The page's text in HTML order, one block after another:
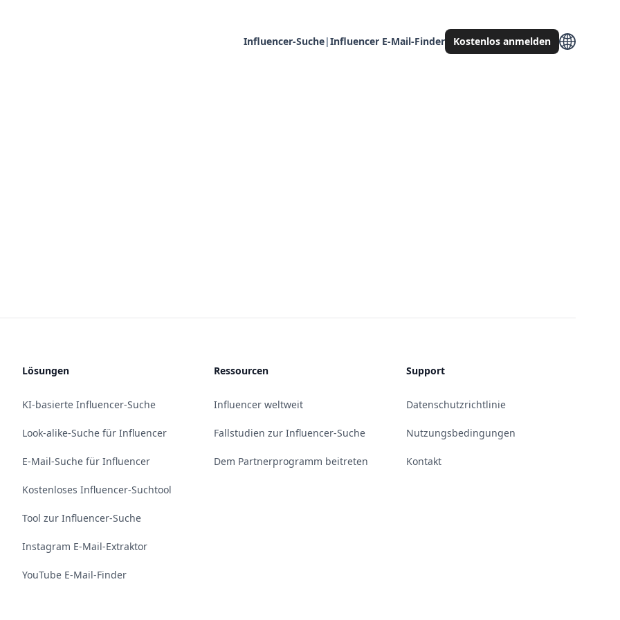
Influencer-Suche|Influencer E-Mail-Finder Kostenlos anmelden
Lösungen
KI-basierte Influencer-Suche
Look-alike-Suche für Influencer
E-Mail-Suche für Influencer
Kostenloses Influencer-Suchtool
Tool zur Influencer-Suche
Instagram E-Mail-Extraktor
YouTube E-Mail-Finder
Ressourcen
Influencer weltweit
Fallstudien zur Influencer-Suche
Dem Partnerprogramm beitreten
Support
Datenschutzrichtlinie
Nutzungsbedingungen
Kontakt